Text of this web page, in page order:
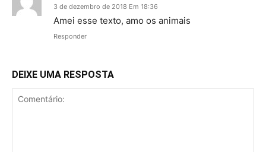
3 de dezembro de 2018 Em 18:36
Amei esse texto, amo os animais
Responder
DEIXE UMA RESPOSTA